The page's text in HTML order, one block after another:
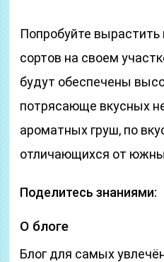
Попробуйте вырастить
сортов на своем
будут обеспечены
потрясающе вкусных
ароматных груш, по
отличающихся от
Поделитесь знаниями:
О блоге
Блог для самых